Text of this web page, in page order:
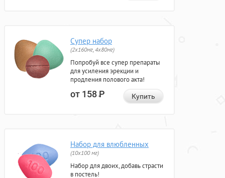
Супер набор
(2х160мг, 4х80мг)
Попробуй все супер препараты
для усиления эрекции и
продления полового акта!
от 158Р Купить
Набор для влюбленных
(10х100 мг)
Набор для двоих, добавь страсти
в постель!